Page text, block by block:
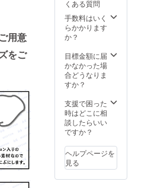
用意
をご
す。 画
像はイ
メージ
です。
は消費
税
（10%
）と送
を含ん
でおり
ます。
くある質問
手数料はいく
らかかります
か？
目標金額に届
かなかった場
合どうなりま
すか？
支援で困った
時はどこに相
談したらいい
ですか？
ヘルプページを
見る